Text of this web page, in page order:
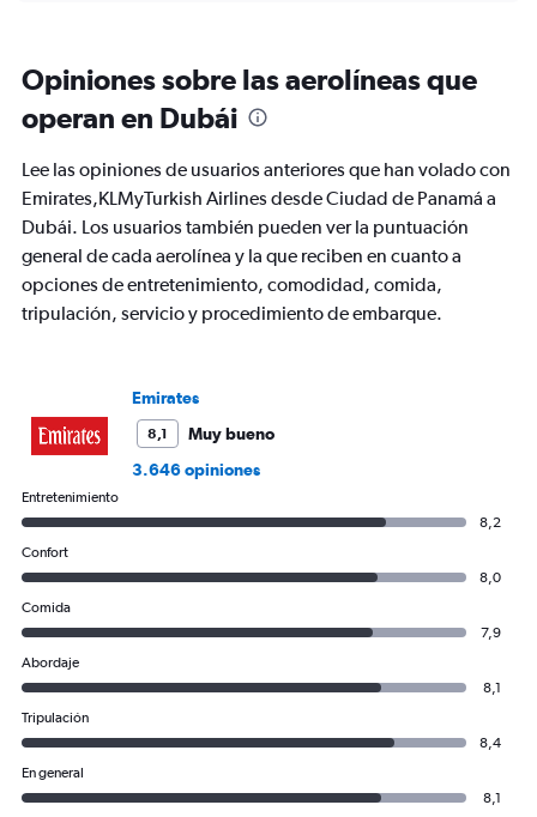
categories.
chart
1
Y
axis
values.
Range:
0
Opiniones sobre las aerolíneas que
operan en Dubái
Lee las opiniones de usuarios anteriores que han volado con
Emirates,KLMyTurkish Airlines desde Ciudad de Panamá a
Dubái. Los usuarios también pueden ver la puntuación
general de cada aerolínea y la que reciben en cuanto a
opciones de entretenimiento, comodidad, comida,
tripulación, servicio y procedimiento de embarque.
Emirates
8,1
Muy bueno
3.646 opiniones
Entretenimiento
8,2
Confort
8,0
Comida
7,9
Abordaje
8,1
Tripulación
8,4
En general
8,1